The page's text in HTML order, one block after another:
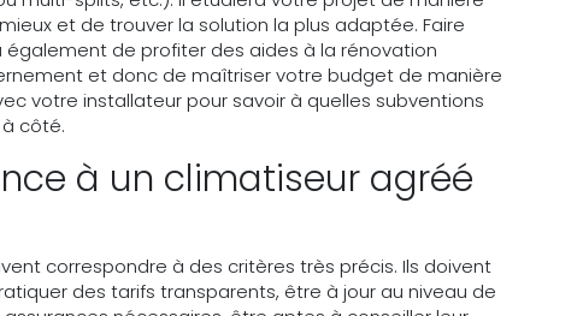
et de trouver la solution la plus adaptée. Faire
de profiter des aides à la rénovation
et donc de maîtriser votre budget de manière
votre installateur pour savoir à quelles subventions
côté.
à un climatiseur agréé
correspondre à des critères très précis. Ils doivent
des tarifs transparents, être à jour au niveau de